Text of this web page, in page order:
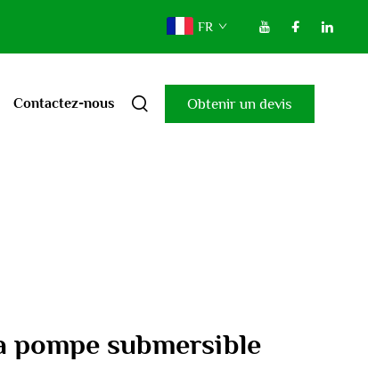
FR
Contactez-nous Obtenir un devis
pompe submersible